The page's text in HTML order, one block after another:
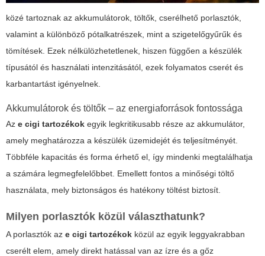
közé tartoznak az akkumulátorok, töltők, cserélhető porlasztók,
valamint a különböző pótalkatrészek, mint a szigetelőgyűrűk és
tömítések. Ezek nélkülözhetetlenek, hiszen függően a készülék
típusától és használati intenzitásától, ezek folyamatos cserét és
karbantartást igényelnek.
Akkumulátorok és töltők – az energiaforrások fontossága
Az e cigi tartozékok egyik legkritikusabb része az akkumulátor,
amely meghatározza a készülék üzemidejét és teljesítményét.
Többféle kapacitás és forma érhető el, így mindenki megtalálhatja
a számára legmegfelelőbbet. Emellett fontos a minőségi töltő
használata, mely biztonságos és hatékony töltést biztosít.
Milyen porlasztók közül választhatunk?
A porlasztók az e cigi tartozékok közül az egyik leggyakrabban
cserélt elem, amely direkt hatással van az ízre és a gőz